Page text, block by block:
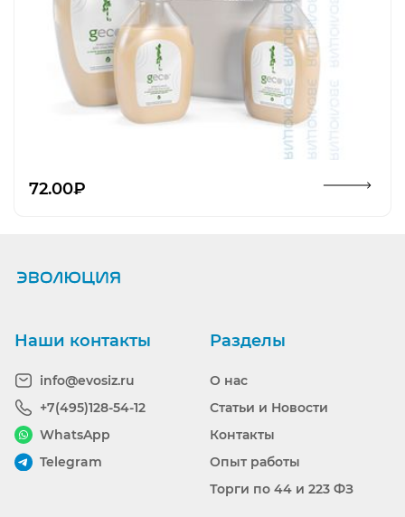
72.00₽
Разделы
О нас
Статьи и Новости
Контакты
Опыт работы
Торги по 44 и 223 ФЗ
Наши контакты
info@evosiz.ru
+7(495)128-54-12
WhatsApp
Telegram